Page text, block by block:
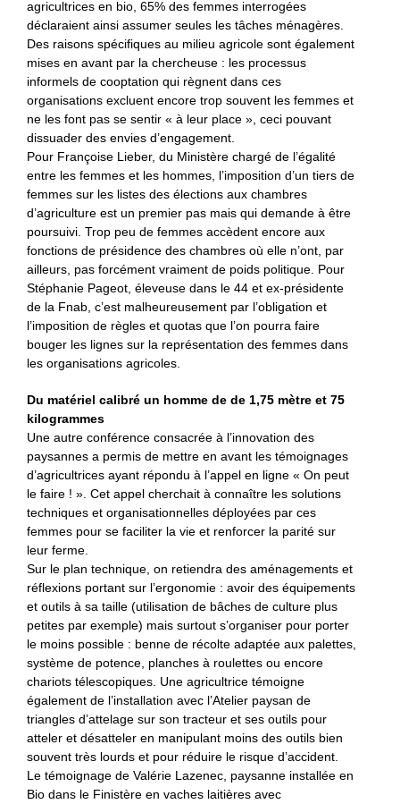
agricultrices en bio, 65% des femmes interrogées
déclaraient ainsi assumer seules les tâches ménagères.
Des raisons spécifiques au milieu agricole sont également
mises en avant par la chercheuse : les processus
informels de cooptation qui règnent dans ces
organisations excluent encore trop souvent les femmes et
ne les font pas se sentir « à leur place », ceci pouvant
dissuader des envies d’engagement.
Pour Françoise Lieber, du Ministère chargé de l’égalité
entre les femmes et les hommes, l’imposition d’un tiers de
femmes sur les listes des élections aux chambres
d’agriculture est un premier pas mais qui demande à être
poursuivi. Trop peu de femmes accèdent encore aux
fonctions de présidence des chambres où elle n’ont, par
ailleurs, pas forcément vraiment de poids politique. Pour
Stéphanie Pageot, éleveuse dans le 44 et ex-présidente
de la Fnab, c’est malheureusement par l’obligation et
l’imposition de règles et quotas que l’on pourra faire
bouger les lignes sur la représentation des femmes dans
les organisations agricoles.
Du matériel calibré un homme de de 1,75 mètre et 75
kilogrammes
Une autre conférence consacrée à l’innovation des
paysannes a permis de mettre en avant les témoignages
d’agricultrices ayant répondu à l’appel en ligne « On peut
le faire ! ». Cet appel cherchait à connaître les solutions
techniques et organisationnelles déployées par ces
femmes pour se faciliter la vie et renforcer la parité sur
leur ferme.
Sur le plan technique, on retiendra des aménagements et
réflexions portant sur l’ergonomie : avoir des équipements
et outils à sa taille (utilisation de bâches de culture plus
petites par exemple) mais surtout s’organiser pour porter
le moins possible : benne de récolte adaptée aux palettes,
système de potence, planches à roulettes ou encore
chariots télescopiques. Une agricultrice témoigne
également de l’installation avec l’Atelier paysan de
triangles d’attelage sur son tracteur et ses outils pour
atteler et désatteler en manipulant moins des outils bien
souvent très lourds et pour réduire le risque d’accident.
Le témoignage de Valérie Lazenec, paysanne installée en
Bio dans le Finistère en vaches laitières avec